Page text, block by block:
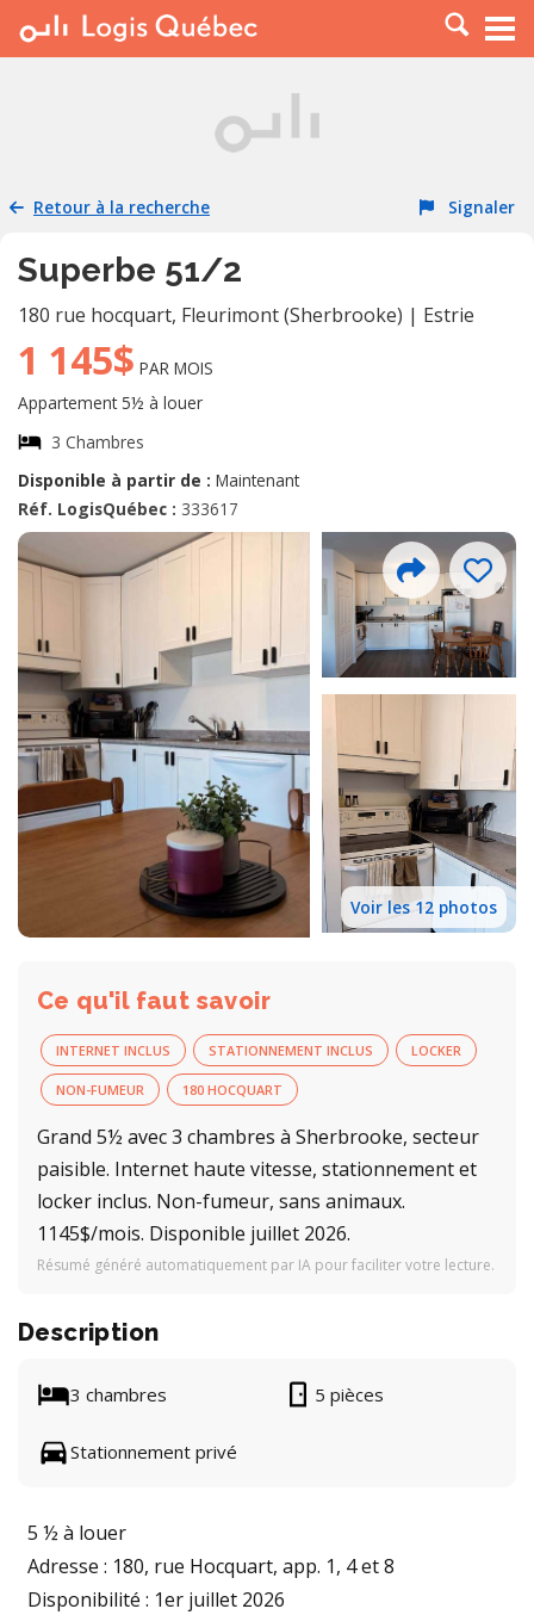
À LOUER
PLACER UNE ANNONCE
RESSOURCES
Retour à la recherche Signaler
Superbe 51/2
180 rue hocquart, Fleurimont (Sherbrooke) | Estrie
1 145$ PAR MOIS
Appartement 5½ à louer
3 Chambres
Disponible à partir de : Maintenant
Réf. LogisQuébec : 333617
Voir les 12 photos
Ce qu'il faut savoir
INTERNET INCLUS STATIONNEMENT INCLUS LOCKER
NON-FUMEUR 180 HOCQUART
Grand 5½ avec 3 chambres à Sherbrooke, secteur
paisible. Internet haute vitesse, stationnement et
locker inclus. Non-fumeur, sans animaux.
1145$/mois. Disponible juillet 2026.
Résumé généré automatiquement par IA pour faciliter votre lecture.
Description
3 chambres 5 pièces
Stationnement privé
5 ½ à louer
Adresse : 180, rue Hocquart, app. 1, 4 et 8
Disponibilité : 1er juillet 2026